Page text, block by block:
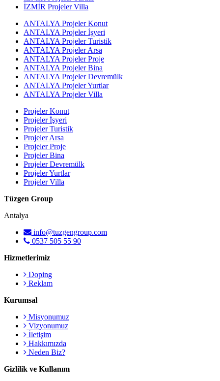
İZMİR Projeler Villa
ANTALYA Projeler Konut
ANTALYA Projeler İşyeri
ANTALYA Projeler Turistik
ANTALYA Projeler Arsa
ANTALYA Projeler Proje
ANTALYA Projeler Bina
ANTALYA Projeler Devremülk
ANTALYA Projeler Yurtlar
ANTALYA Projeler Villa
Projeler Konut
Projeler İşyeri
Projeler Turistik
Projeler Arsa
Projeler Proje
Projeler Bina
Projeler Devremülk
Projeler Yurtlar
Projeler Villa
Tüzgen Group
Antalya
info@tuzgengroup.com
0537 505 55 90
Hizmetlerimiz
Doping
Reklam
Kurumsal
Misyonumuz
Vizyonumuz
İletişim
Hakkımızda
Neden Biz?
Gizlilik ve Kullanım